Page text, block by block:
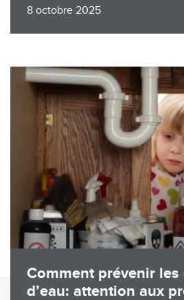
8 octobre 2025
Image
Comment prévenir les
d’eau: attention aux